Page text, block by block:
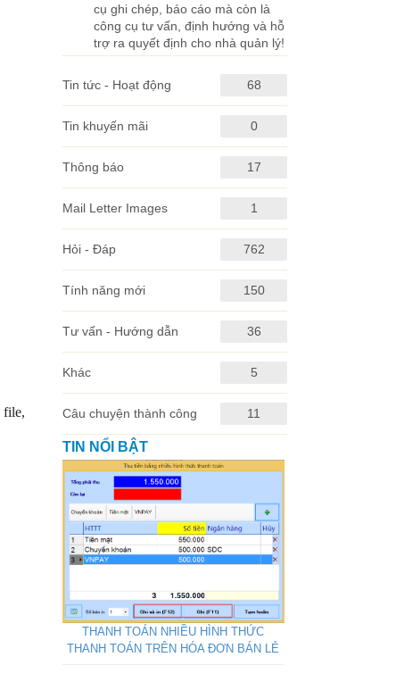
file,
cụ ghi chép, báo cáo mà còn là
công cụ tư vấn, định hướng và hỗ
trợ ra quyết định cho nhà quản lý!
Tin tức - Hoạt động 68
Tin khuyến mãi 0
Thông báo 17
Mail Letter Images 1
Hỏi - Đáp 762
Tính năng mới 150
Tư vấn - Hướng dẫn 36
Khác 5
Câu chuyện thành công 11
TIN NỔI BẬT
THANH TOÁN NHIỀU HÌNH THỨC
THANH TOÁN TRÊN HÓA ĐƠN BÁN LẺ